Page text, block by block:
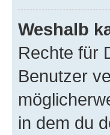
Weshalb
Rechte für
Benutzer
in dem du